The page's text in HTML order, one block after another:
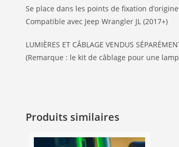
Se place dans les points de fixation
Compatible avec Jeep Wrangler JL (2017+)
LUMIÈRES ET CÂBLAGE VENDUS
(Remarque : le kit de câblage pour une
Produits similaires